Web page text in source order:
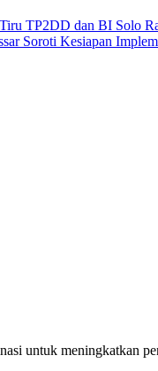
TP2DD dan BI Solo
Soroti Kesiapan
untuk meningkatkan